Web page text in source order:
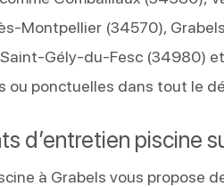
(34570),
(34980)
ou ponctuelles dans tout le
d’entretien piscine
à Grabels vous propose